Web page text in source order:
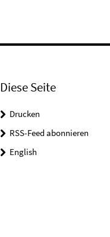
Diese Seite
Drucken
RSS-Feed abonnieren
English